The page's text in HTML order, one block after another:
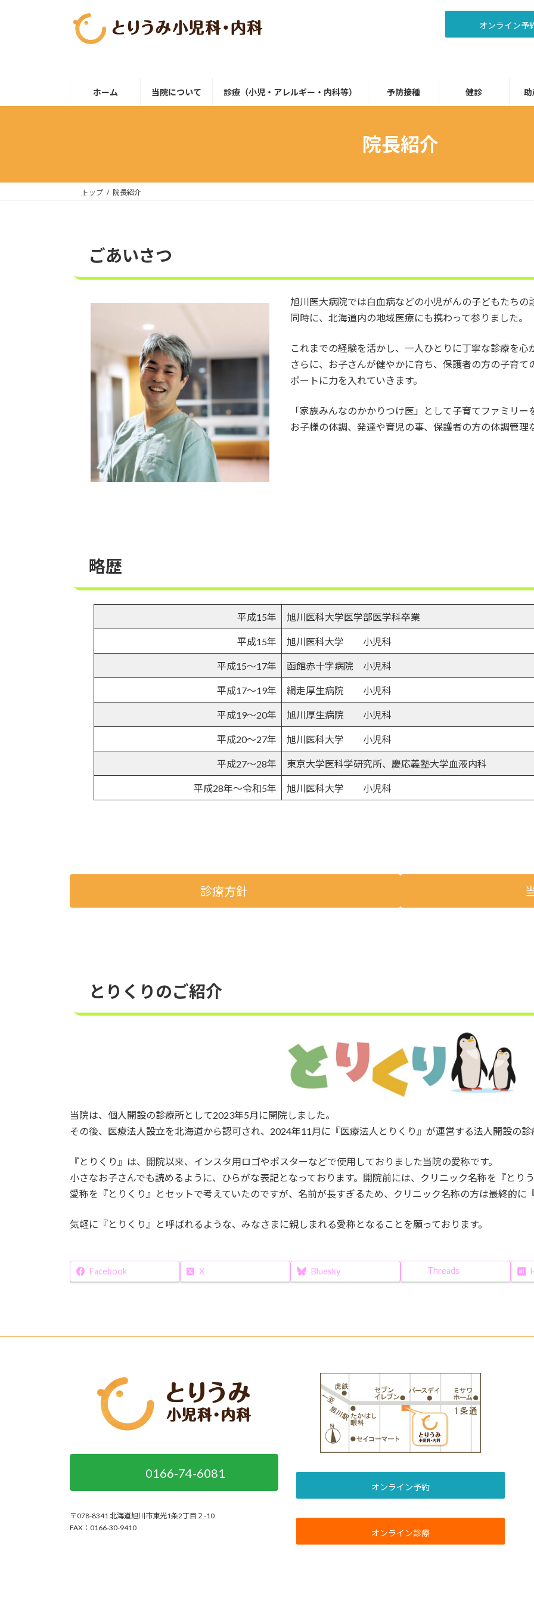
キ
に
オンライン予
ホーム 当院について 診療（小児・アレルギー・内科等） 予防接種 健診 助
院長紹介
トップ 院長紹介
ごあいさつ
旭川医大病院では白血病などの小児がんの子どもたちの
同時に、北海道内の地域医療にも携わって参りました。
これまでの経験を活かし、一人ひとりに丁寧な診療を心
さらに、お子さんが健やかに育ち、保護者の方の子育
ポートに力を入れていきます。
「家族みんなのかかりつけ医」として子育てファミリー
お子様の体調、発達や育児の事、保護者の方の体調管理
略歴
平成15年 旭川医科大学医学部医学科卒業
平成15年 旭川医科大学 小児科
平成15～17年 函館赤十字病院 小児科
平成17～19年 網走厚生病院 小児科
平成19～20年 旭川厚生病院 小児科
平成20～27年 旭川医科大学 小児科
平成27～28年 東京大学医科学研究所、慶応義塾大学血液内科
平成28年～令和5年 旭川医科大学 小児科
診療方針
とりくりのご紹介
当院は、個人開設の診療所として2023年5月に開院しました。
その後、医療法人設立を北海道から認可され、2024年11月に『医療法人とりくり』が運営する法人開設の診
『とりくり』は、開院以来、インスタ用ロゴやポスターなどで使用しておりました当院の愛称です。
小さなお子さんでも読めるように、ひらがな表記となっております。開院前には、クリニック名称を『とり
愛称を『とりくり』とセットで考えていたのですが、名前が長すぎるため、クリニック名称の方は最終的に
気軽に『とりくり』と呼ばれるような、みなさまに親しまれる愛称となることを願っております。
Facebook X Bluesky Threads
0166-74-6081
〒078-8341 北海道旭川市東光1条2丁目２-10
FAX：0166-30-9410
オンライン予約
オンライン診療